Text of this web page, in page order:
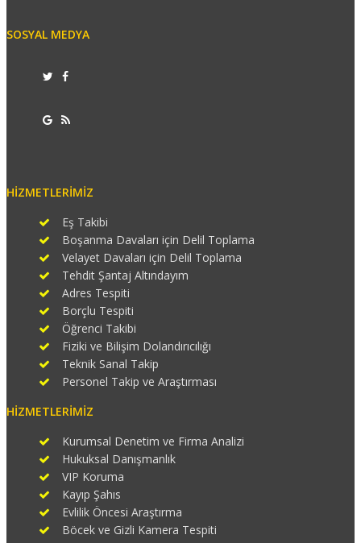
SOSYAL MEDYA
HIZMETLERIMIZ
Eş Takibi
Boşanma Davaları için Delil Toplama
Velayet Davaları için Delil Toplama
Tehdit Şantaj Altındayım
Adres Tespiti
Borçlu Tespiti
Öğrenci Takibi
Fiziki ve Bilişim Dolandırıcılığı
Teknik Sanal Takip
Personel Takip ve Araştırması
HIZMETLERIMIZ
Kurumsal Denetim ve Firma Analizi
Hukuksal Danışmanlık
VIP Koruma
Kayıp Şahıs
Evlilik Öncesi Araştırma
Böcek ve Gizli Kamera Tespiti